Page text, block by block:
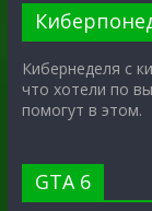
Кибернеделя с
что хотели по
помогут в этом.
GTA 6